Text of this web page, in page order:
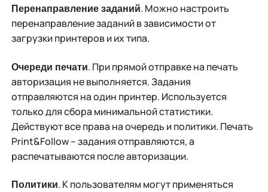
Перенаправление заданий. Можно настроить
перенаправление заданий в зависимости от
загрузки принтеров и их типа.
Очереди печати. При прямой отправке на печать
авторизация не выполняется. Задания
отправляются на один принтер. Используется
только для сбора минимальной статистики.
Действуют все права на очередь и политики. Печать
Print&Follow – задания отправляются, а
распечатываются после авторизации.
Политики. К пользователям могут применяться